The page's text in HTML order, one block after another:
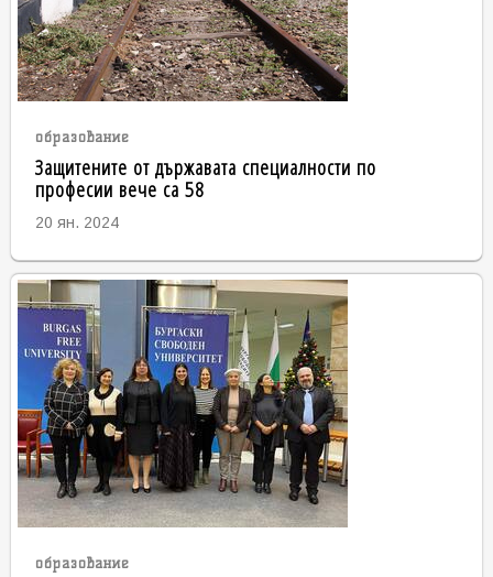
образование
Защитените от държавата специалности по
професии вече са 58
20 ян. 2024
образование